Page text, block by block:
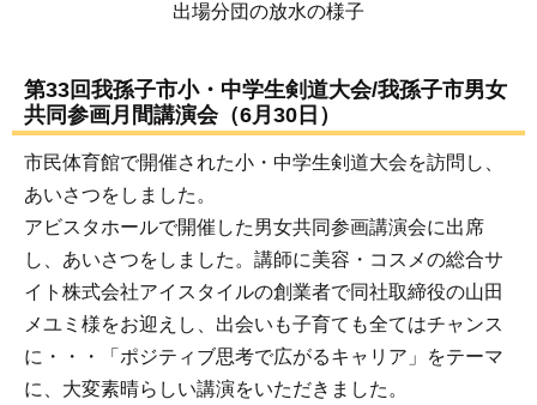
出場分団の放水の様子
第33回我孫子市小・中学生剣道大会/我孫子市男女
共同参画月間講演会（6月30日）
市民体育館で開催された小・中学生剣道大会を訪問し、
あいさつをしました。
アビスタホールで開催した男女共同参画講演会に出席
し、あいさつをしました。講師に美容・コスメの総合サ
イト株式会社アイスタイルの創業者で同社取締役の山田
メユミ様をお迎えし、出会いも子育ても全てはチャンス
に・・・「ポジティブ思考で広がるキャリア」をテーマ
に、大変素晴らしい講演をいただきました。